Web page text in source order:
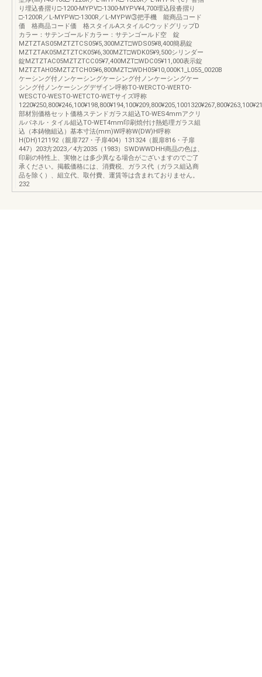
り埋込沓摺り□-1200-MYPV□-1300-MYPV¥4,700埋込段沓摺り
□-1200R／L-MYPW□-1300R／L-MYPW③把手機 能商品コード
価 格商品コード価 格スタイルAスタイルCウッドグリップD
カラー：サテンゴールドカラー：サテンゴールド空 錠
MZTZTAS05MZTZTCS05¥5,300MZT□WDS05¥8,400簡易錠
MZTZTAK05MZTZTCK05¥6,300MZT□WDK05¥9,500シリンダー
錠MZTZTAC05MZTZTCC05¥7,400MZT□WDC05¥11,000表示錠
MZTZTAH05MZTZTCH05¥6,800MZT□WDH05¥10,000K1_L055_0020B
ケーシング付ノンケーシングケーシング付ノンケーシングケー
シング付ノンケーシングデザイン呼称TO-WERCTO-WERTO-
WESCTO-WESTO-WETCTO-WETサイズ呼称
部材別価格セット価格ステンドガラス組込TO-WES4mmアクリ
ルパネル・タイル組込TO-WET4mm印刷焼付け熱処理ガラス組
込（本鋳物組込）基本寸法(mm)W呼称W(DW)H呼称
H(DH)121192（親扉727・子扉404）131324（親扉816・子扉
447）203方2023／4方2035（1983）SWDWWDHH商品の色は、
印刷の特性上、実物とは多少異なる場合がございますのでご了
承ください。掲載価格には、消費税、ガラス代（ガラス組込商
品を除く）、組立代、取付費、運賃等は含まれておりません。
232